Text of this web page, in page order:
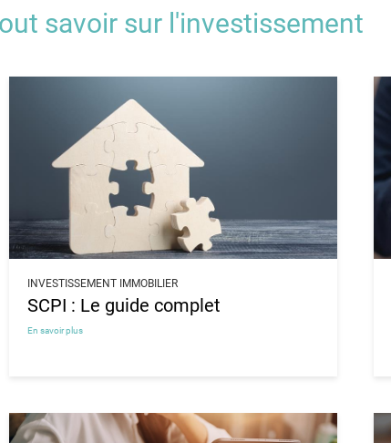
savoir sur l'investissement
INVESTISSEMENT IMMOBILIER
SCPI : Le guide complet
En savoir plus